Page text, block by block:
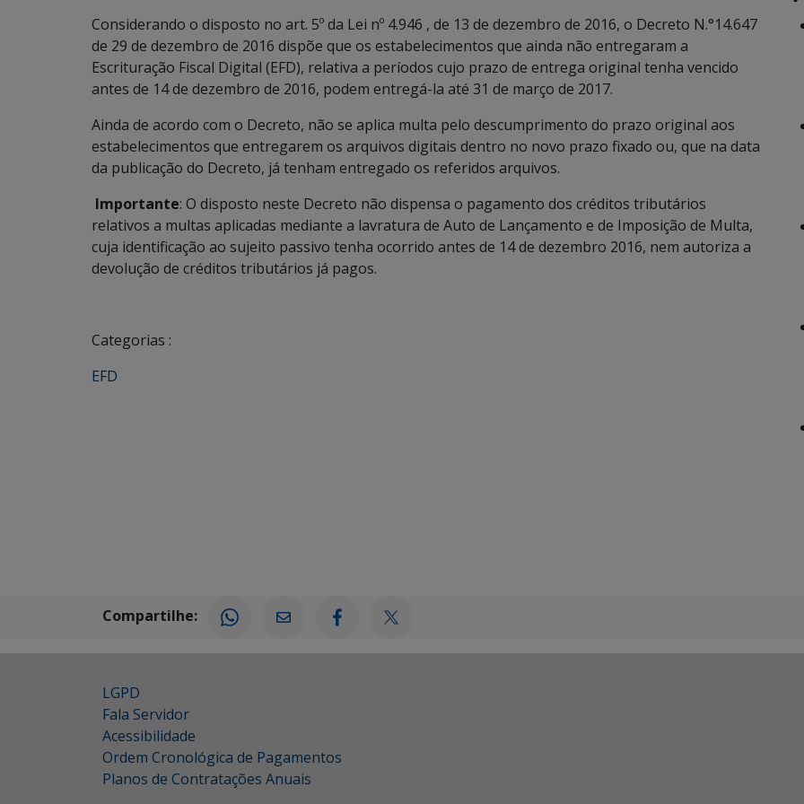
Considerando o disposto no art. 5º da Lei nº 4.946 , de 13 de dezembro de 2016, o Decreto N.°14.647
de 29 de dezembro de 2016 dispõe que os estabelecimentos que ainda não entregaram a
Escrituração Fiscal Digital (EFD), relativa a períodos cujo prazo de entrega original tenha vencido
antes de 14 de dezembro de 2016, podem entregá-la até 31 de março de 2017.
Ainda de acordo com o Decreto, não se aplica multa pelo descumprimento do prazo original aos
estabelecimentos que entregarem os arquivos digitais dentro no novo prazo fixado ou, que na data
da publicação do Decreto, já tenham entregado os referidos arquivos.
Importante: O disposto neste Decreto não dispensa o pagamento dos créditos tributários
relativos a multas aplicadas mediante a lavratura de Auto de Lançamento e de Imposição de Multa,
cuja identificação ao sujeito passivo tenha ocorrido antes de 14 de dezembro 2016, nem autoriza a
devolução de créditos tributários já pagos.
Categorias :
EFD
Compartilhe:
LGPD
Fala Servidor
Acessibilidade
Ordem Cronológica de Pagamentos
Planos de Contratações Anuais